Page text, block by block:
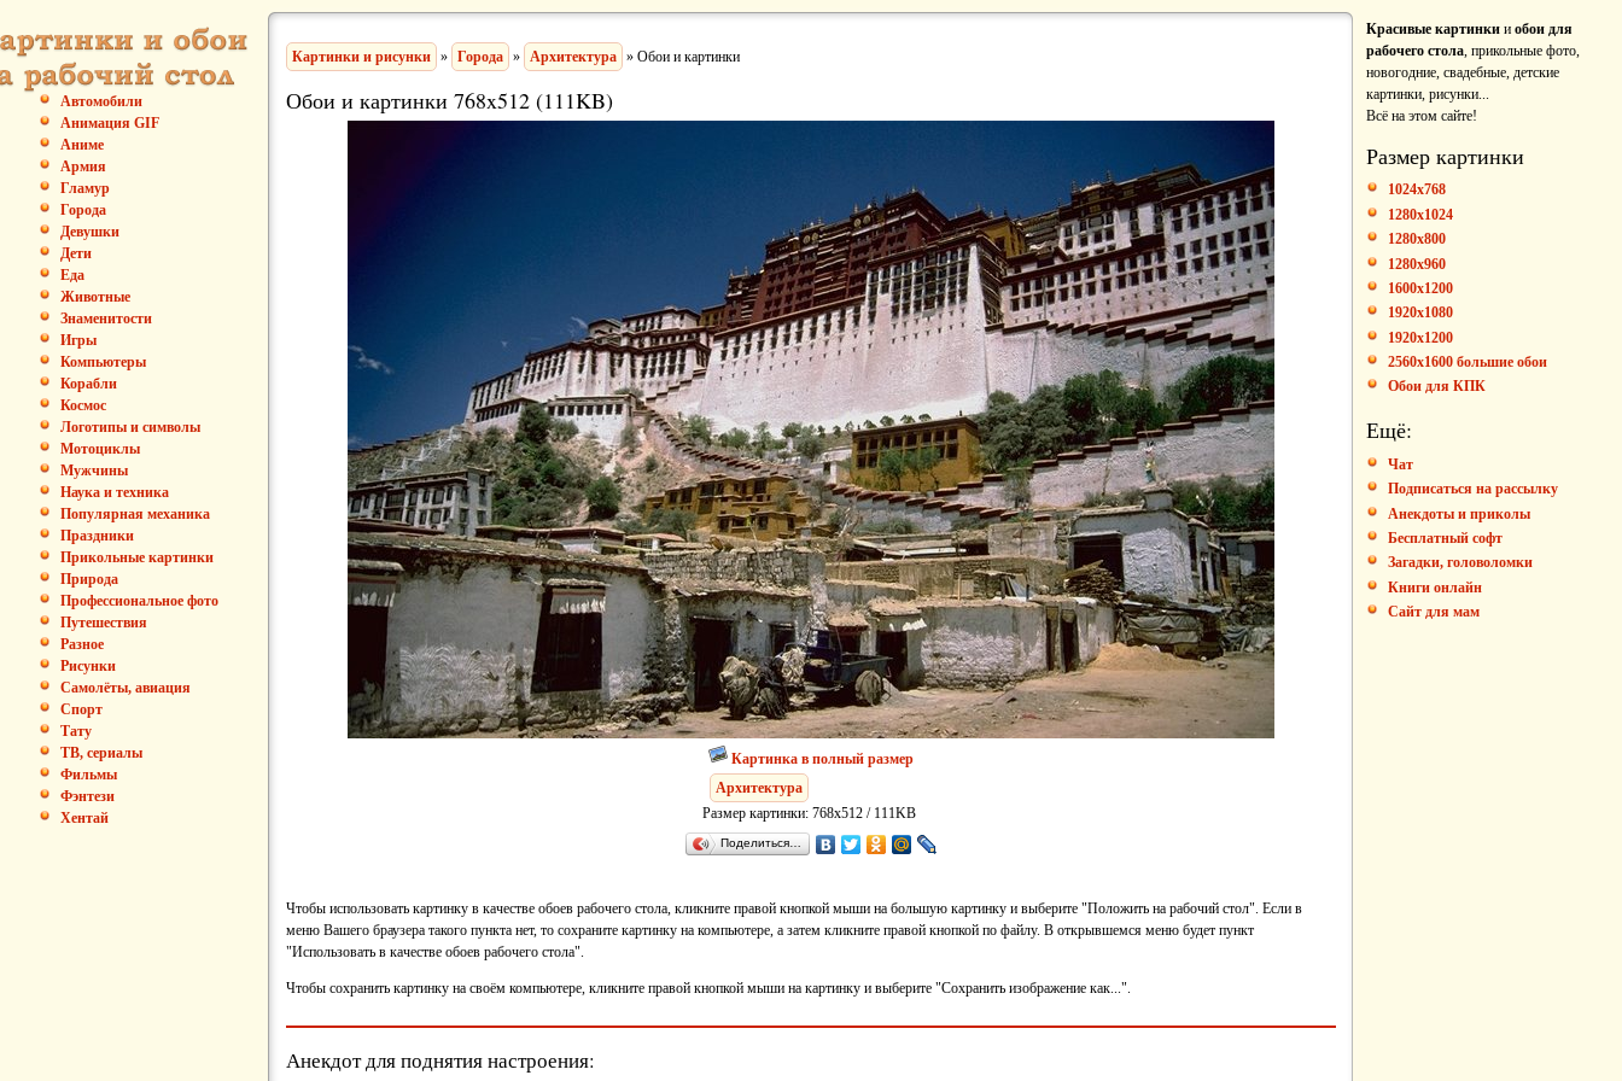
Автомобили
Анимация GIF
Аниме
Армия
Гламур
Города
Девушки
Дети
Еда
Животные
Знаменитости
Игры
Компьютеры
Корабли
Космос
Логотипы и символы
Мотоциклы
Мужчины
Наука и техника
Популярная механика
Праздники
Прикольные картинки
Природа
Профессиональное фото
Путешествия
Разное
Рисунки
Самолёты, авиация
Спорт
Тату
ТВ, сериалы
Фильмы
Фэнтези
Хентай
Картинки и рисунки » Города » Архитектура » Обои и картинки
Обои и картинки 768x512 (111KB)
Картинка в полный размер
Архитектура
Размер картинки: 768x512 / 111KB
Поделиться…
Чтобы использовать картинку в качестве обоев рабочего стола, кликните правой кнопкой мыши на большую картинку и выберите "Положить на рабочий стол". Если в
меню Вашего браузера такого пункта нет, то сохраните картинку на компьютере, а затем кликните правой кнопкой по файлу. В открывшемся меню будет пункт
"Использовать в качестве обоев рабочего стола".
Чтобы сохранить картинку на своём компьютере, кликните правой кнопкой мыши на картинку и выберите "Сохранить изображение как...".
Анекдот для поднятия настроения:
Красивые картинки и обои для
рабочего стола, прикольные фото,
новогодние, свадебные, детские
картинки, рисунки...
Всё на этом сайте!
Размер картинки
1024x768
1280x1024
1280x800
1280x960
1600x1200
1920x1080
1920x1200
2560x1600 большие обои
Обои для КПК
Ещё:
Чат
Подписаться на рассылку
Анекдоты и приколы
Бесплатный софт
Загадки, головоломки
Книги онлайн
Сайт для мам